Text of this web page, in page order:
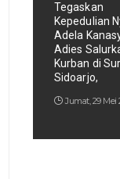
Tegaskan
Kepedulian
Adela
Adies
Kurban di
Sidoarjo,
Jumat, 29 Mei